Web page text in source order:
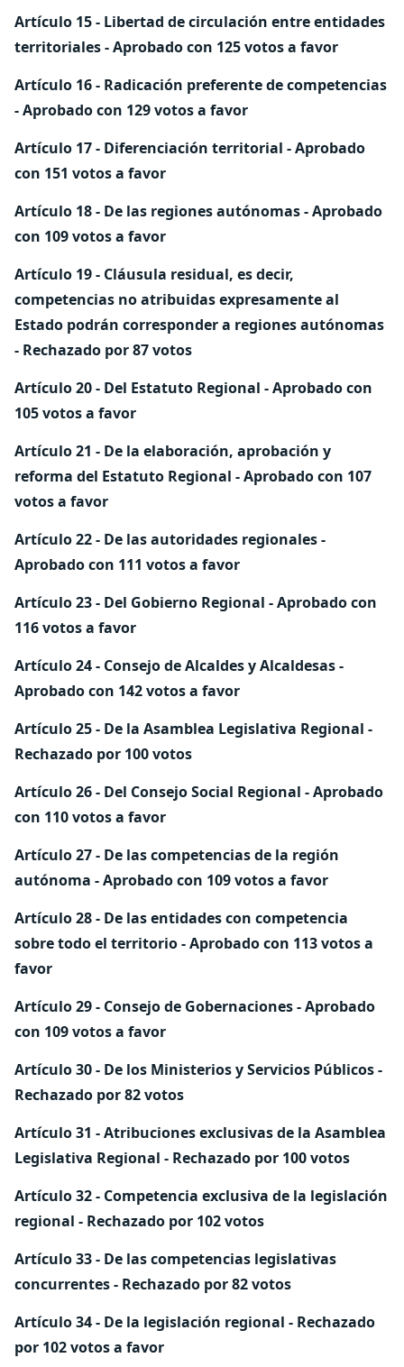
Artículo 15 - Libertad de circulación entre entidades
territoriales - Aprobado con 125 votos a favor
Artículo 16 - Radicación preferente de competencias
- Aprobado con 129 votos a favor
Artículo 17 - Diferenciación territorial - Aprobado
con 151 votos a favor
Artículo 18 - De las regiones autónomas - Aprobado
con 109 votos a favor
Artículo 19 - Cláusula residual, es decir,
competencias no atribuidas expresamente al
Estado podrán corresponder a regiones autónomas
- Rechazado por 87 votos
Artículo 20 - Del Estatuto Regional - Aprobado con
105 votos a favor
Artículo 21 - De la elaboración, aprobación y
reforma del Estatuto Regional - Aprobado con 107
votos a favor
Artículo 22 - De las autoridades regionales -
Aprobado con 111 votos a favor
Artículo 23 - Del Gobierno Regional - Aprobado con
116 votos a favor
Artículo 24 - Consejo de Alcaldes y Alcaldesas -
Aprobado con 142 votos a favor
Artículo 25 - De la Asamblea Legislativa Regional -
Rechazado por 100 votos
Artículo 26 - Del Consejo Social Regional - Aprobado
con 110 votos a favor
Artículo 27 - De las competencias de la región
autónoma - Aprobado con 109 votos a favor
Artículo 28 - De las entidades con competencia
sobre todo el territorio - Aprobado con 113 votos a
favor
Artículo 29 - Consejo de Gobernaciones - Aprobado
con 109 votos a favor
Artículo 30 - De los Ministerios y Servicios Públicos -
Rechazado por 82 votos
Artículo 31 - Atribuciones exclusivas de la Asamblea
Legislativa Regional - Rechazado por 100 votos
Artículo 32 - Competencia exclusiva de la legislación
regional - Rechazado por 102 votos
Artículo 33 - De las competencias legislativas
concurrentes - Rechazado por 82 votos
Artículo 34 - De la legislación regional - Rechazado
por 102 votos a favor